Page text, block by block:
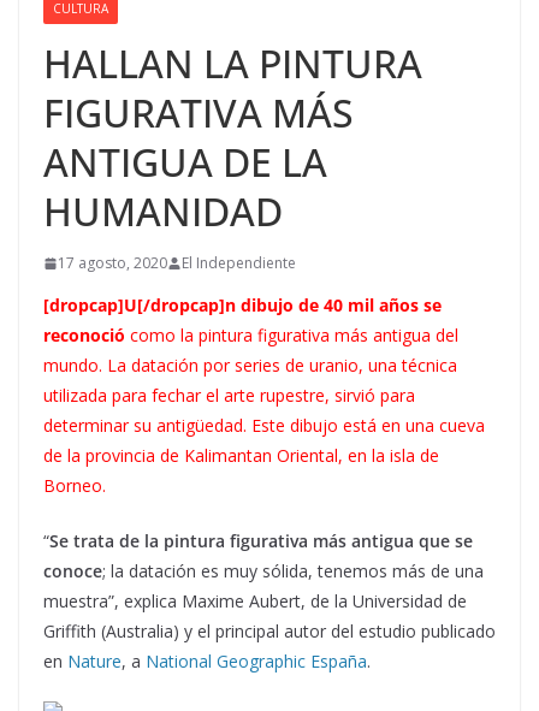
CULTURA
HALLAN LA PINTURA
FIGURATIVA MÁS
ANTIGUA DE LA
HUMANIDAD
17 agosto, 2020 El Independiente
[dropcap]U[/dropcap]n dibujo de 40 mil años se
reconoció como la pintura figurativa más antigua del
mundo. La datación por series de uranio, una técnica
utilizada para fechar el arte rupestre, sirvió para
determinar su antigüedad. Este dibujo está en una cueva
de la provincia de Kalimantan Oriental, en la isla de
Borneo.
“Se trata de la pintura figurativa más antigua que se
conoce; la datación es muy sólida, tenemos más de una
muestra”, explica Maxime Aubert, de la Universidad de
Griffith (Australia) y el principal autor del estudio publicado
en Nature, a National Geographic España.